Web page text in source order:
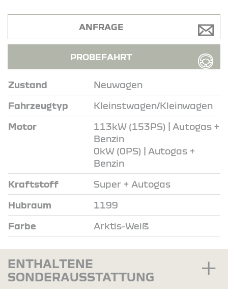
Zustand Neuwagen
Fahrzeugtyp Kleinstwagen/Kleinwagen
Motor
113kW (153PS) | Autogas +
Benzin
0kW (0PS) | Autogas +
Benzin
Kraftstoff Super + Autogas
Hubraum 1199
Farbe Arktis-Weiß
ANFRAGE
PROBEFAHRT
ENTHALTENE
SONDERAUSSTATTUNG